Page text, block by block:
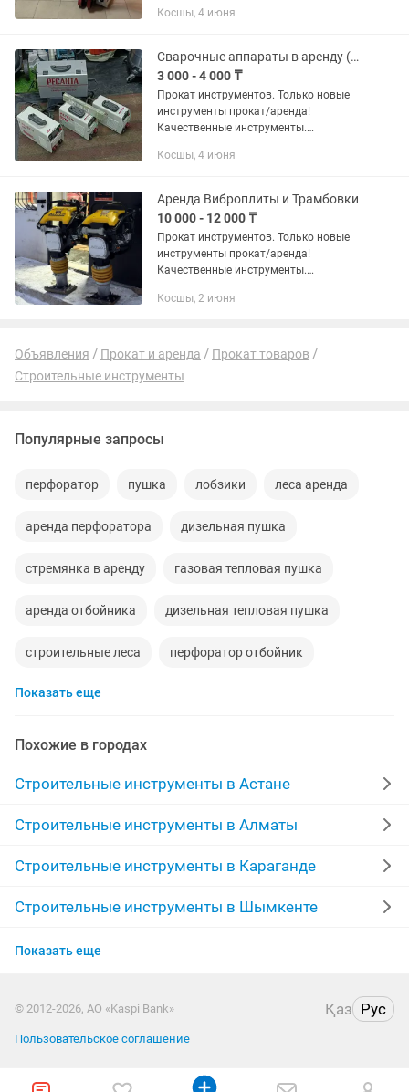
Лесная поляна/ ул. Республика 52а
Вс...
Косшы, 4 июня
Сварочные аппараты в аренду (Қосшы/Астана)
3 000 - 4 000 ₸
Прокат инструментов. Только новые
инструменты прокат/аренда!
Качественные инструменты.
Лесная поляна/ ул. Республика 52а
Вс...
Косшы, 4 июня
Аренда Виброплиты и Трамбовки
10 000 - 12 000 ₸
Прокат инструментов. Только новые
инструменты прокат/аренда!
Качественные инструменты.
12.000тг/сутки Виброплита (80кг) -
Косшы, 2 июня
Объявления Прокат и аренда
Прокат товаров
Строительные инструменты
Популярные запросы
перфоратор пушка лобзики леса аренда
аренда перфоратора дизельная пушка
стремянка в аренду газовая тепловая пушка
аренда отбойника дизельная тепловая пушка
строительные леса перфоратор отбойник
отбойный
аренда компрессора аренда дрели
лазерные уровни уровни шуруповерт
строительный пылесос перфоратор в аренду
штроборез болгорка аренда электро
дизельная тепловая
шруповерт
Показать еще
Похожие в городах
Строительные инструменты в Астане
Строительные инструменты в Алматы
Строительные инструменты в Караганде
Строительные инструменты в Шымкенте
Строительные инструменты в Усть-
Строительные инструменты в Актобе
Строительные инструменты в Таразе
Строительные инструменты в Кызылорде
Показать еще
© 2012-2026, АО «Kaspi Bank» Қаз Рус
Пользовательское соглашение